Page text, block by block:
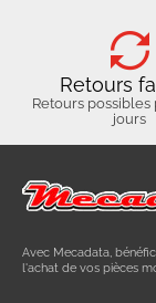
Retours
Retours possibles
jours
Avec Mecadata,
l'achat de vos pièces